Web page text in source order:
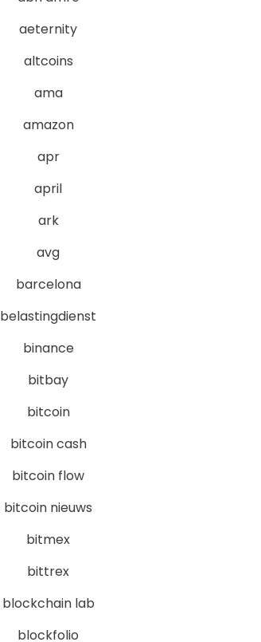
aeternity
altcoins
ama
amazon
apr
april
ark
avg
barcelona
belastingdienst
binance
bitbay
bitcoin
bitcoin cash
bitcoin flow
bitcoin nieuws
bitmex
bittrex
blockchain lab
blockfolio